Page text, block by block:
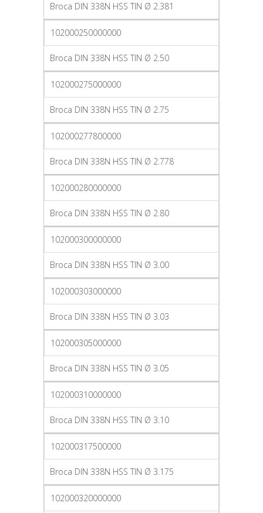
Broca DIN 338N HSS TIN Ø 2.381
102000250000000
Broca DIN 338N HSS TIN Ø 2.50
102000275000000
Broca DIN 338N HSS TIN Ø 2.75
102000277800000
Broca DIN 338N HSS TIN Ø 2.778
102000280000000
Broca DIN 338N HSS TIN Ø 2.80
102000300000000
Broca DIN 338N HSS TIN Ø 3.00
102000303000000
Broca DIN 338N HSS TIN Ø 3.03
102000305000000
Broca DIN 338N HSS TIN Ø 3.05
102000310000000
Broca DIN 338N HSS TIN Ø 3.10
102000317500000
Broca DIN 338N HSS TIN Ø 3.175
102000320000000